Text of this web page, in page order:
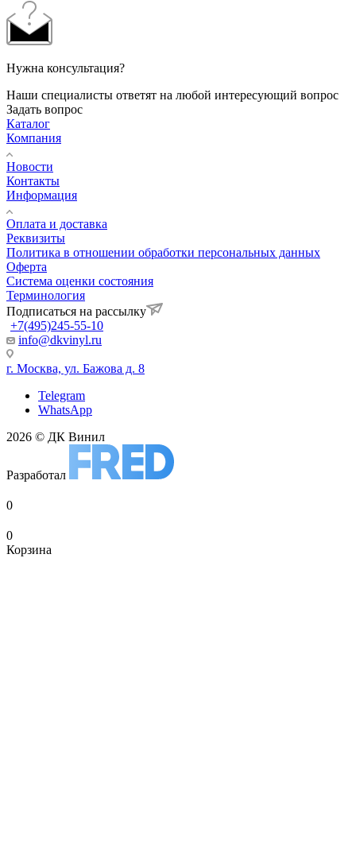
Нужна консультация?
Наши специалисты ответят на любой интересующий вопрос
Задать вопрос
Каталог
Компания
Новости
Контакты
Информация
Оплата и доставка
Реквизиты
Политика в отношении обработки персональных данных
Оферта
Система оценки состояния
Терминология
Подписаться на рассылку
+7(495)245-55-10
info@dkvinyl.ru
г. Москва, ул. Бажова д. 8
Telegram
WhatsApp
2026 © ДК Винил
Разработал
0
0
Корзина